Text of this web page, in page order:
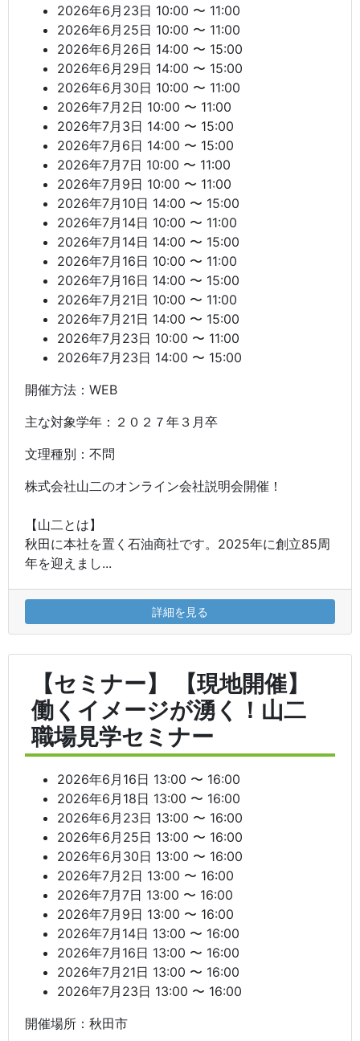
2026年6月23日 10:00 〜 11:00
2026年6月25日 10:00 〜 11:00
2026年6月26日 14:00 〜 15:00
2026年6月29日 14:00 〜 15:00
2026年6月30日 10:00 〜 11:00
2026年7月2日 10:00 〜 11:00
2026年7月3日 14:00 〜 15:00
2026年7月6日 14:00 〜 15:00
2026年7月7日 10:00 〜 11:00
2026年7月9日 10:00 〜 11:00
2026年7月10日 14:00 〜 15:00
2026年7月14日 10:00 〜 11:00
2026年7月14日 14:00 〜 15:00
2026年7月16日 10:00 〜 11:00
2026年7月16日 14:00 〜 15:00
2026年7月21日 10:00 〜 11:00
2026年7月21日 14:00 〜 15:00
2026年7月23日 10:00 〜 11:00
2026年7月23日 14:00 〜 15:00
開催方法：WEB
主な対象学年：２０２７年３月卒
文理種別：不問
株式会社山二のオンライン会社説明会開催！
【山二とは】
秋田に本社を置く石油商社です。2025年に創立85周
年を迎えまし...
詳細を見る
【セミナー】 【現地開催】
働くイメージが湧く！山二
職場見学セミナー
2026年6月16日 13:00 〜 16:00
2026年6月18日 13:00 〜 16:00
2026年6月23日 13:00 〜 16:00
2026年6月25日 13:00 〜 16:00
2026年6月30日 13:00 〜 16:00
2026年7月2日 13:00 〜 16:00
2026年7月7日 13:00 〜 16:00
2026年7月9日 13:00 〜 16:00
2026年7月14日 13:00 〜 16:00
2026年7月16日 13:00 〜 16:00
2026年7月21日 13:00 〜 16:00
2026年7月23日 13:00 〜 16:00
開催場所：秋田市